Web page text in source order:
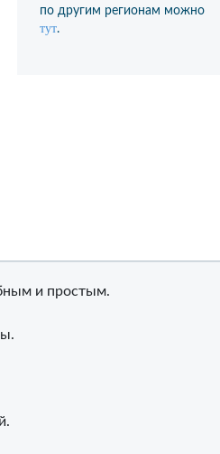
по другим регионам можно
тут.
и простым.